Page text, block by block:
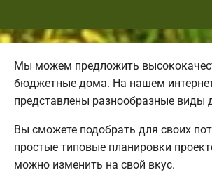
Мы можем предложить
бюджетные дома. На нашем
представлены разнообразные виды
Вы сможете подобрать для своих
простые типовые планировки
можно изменить на свой вкус.